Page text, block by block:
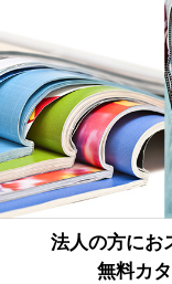
法人の方にお
無料カ